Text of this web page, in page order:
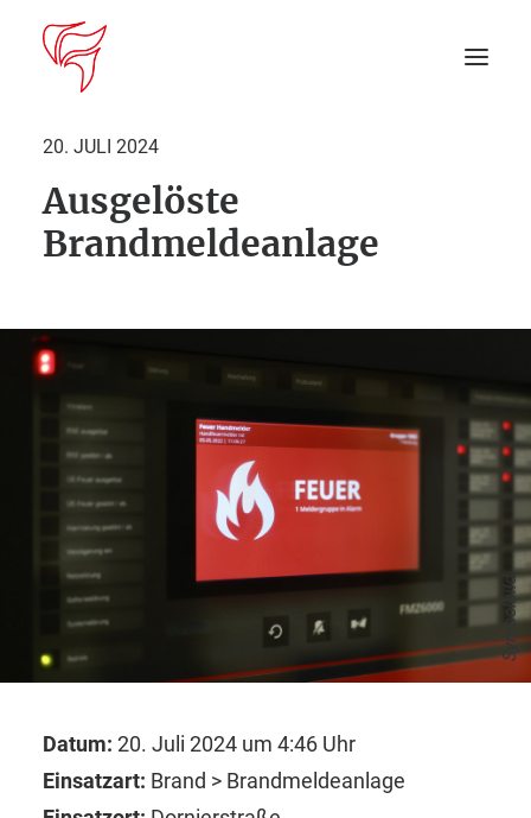
Startseite
DEIN EINSATZ
Suche
20. JULI 2024
Ausgelöste
Brandmeldeanlage
Symbolbild
Datum: 20. Juli 2024 um 4:46 Uhr
Einsatzart: Brand > Brandmeldeanlage